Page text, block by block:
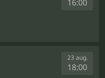
16:00
23 aug.
18:00